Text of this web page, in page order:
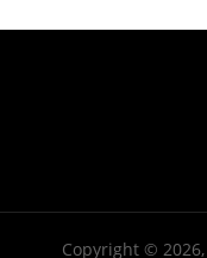
Copyright © 2026,